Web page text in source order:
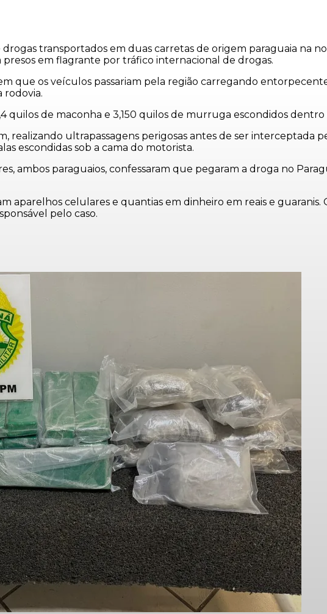
transportados em duas carretas de origem paraguaia na
presos em flagrante por tráfico internacional de drogas.
que os veículos passariam pela região carregando
rodovia.
quilos de maconha e 3,150 quilos de murruga escondidos
ultrapassagens perigosas antes de ser interceptada
escondidas sob a cama do motorista.
ambos paraguaios, confessaram que pegaram a droga no
aparelhos celulares e quantias em dinheiro em reais e guaranis.
pelo caso.